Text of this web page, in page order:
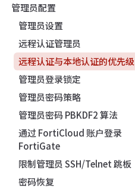
管理员配置
管理员设置
远程认证管理员
远程认证与本地认证的优先级
管理员登录锁定
管理员密码策略
管理员密码 PBKDF2 算法
通过 FortiCloud 账户登录
FortiGate
限制管理员 SSH/Telnet 跳板
密码恢复